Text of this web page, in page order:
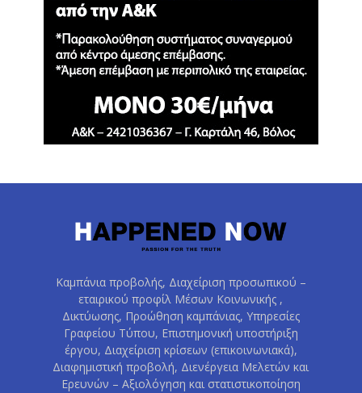
Καμπάνια προβολής, Διαχείριση προσωπικού –
εταιρικού προφίλ Μέσων Κοινωνικής ,
Δικτύωσης, Προώθηση καμπάνιας, Υπηρεσίες
Γραφείου Τύπου, Επιστημονική υποστήριξη
έργου, Διαχείριση κρίσεων (επικοινωνιακά),
Διαφημιστική προβολή, Διενέργεια Μελετών και
Ερευνών – Αξιολόγηση και στατιστικοποίηση